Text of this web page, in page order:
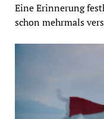
Eine Erinnerung
schon mehrmals